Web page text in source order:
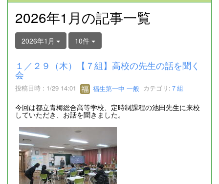
2026年1月の記事一覧
2026年1月 10件
１／２９（木）【７組】高校の先生の話を聞く
会
投稿日時 : 1/29 14:01 福生第一中 一般 カテゴリ: ７組
今回は都立青梅総合高等学校、定時制課程の池田先生に来校
していただき、お話を聞きました。